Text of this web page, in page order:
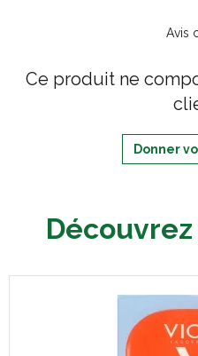
Avis
Ce produit ne
Donner